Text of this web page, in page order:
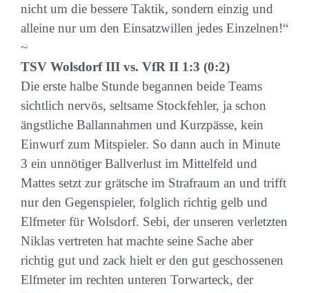
nicht um die bessere Taktik, sondern einzig und
alleine nur um den Einsatzwillen jedes Einzelnen!“
~
TSV Wolsdorf III vs. VfR II 1:3 (0:2)
Die erste halbe Stunde begannen beide Teams
sichtlich nervös, seltsame Stockfehler, ja schon
ängstliche Ballannahmen und Kurzpässe, kein
Einwurf zum Mitspieler. So dann auch in Minute
3 ein unnötiger Ballverlust im Mittelfeld und
Mattes setzt zur grätsche im Strafraum an und trifft
nur den Gegenspieler, folglich richtig gelb und
Elfmeter für Wolsdorf. Sebi, der unseren verletzten
Niklas vertreten hat machte seine Sache aber
richtig gut und zack hielt er den gut geschossenen
Elfmeter im rechten unteren Torwarteck, der